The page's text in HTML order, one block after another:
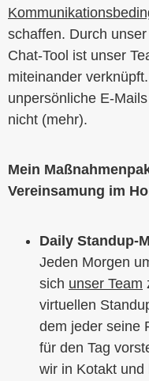
schaffen. Durch
Chat-Tool ist unser
miteinander
unpersönliche E-
nicht (mehr).
Mein
Vereinsamung im
Daily Standup-
Jeden Morgen
sich unser Team
virtuellen
dem jeder seine
für den Tag
wir in Kotakt und